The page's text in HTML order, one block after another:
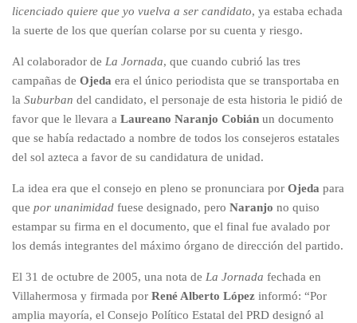
licenciado quiere que yo vuelva a ser candidato, ya estaba echada
la suerte de los que querían colarse por su cuenta y riesgo.
Al colaborador de La Jornada, que cuando cubrió las tres
campañas de Ojeda era el único periodista que se transportaba en
la Suburban del candidato, el personaje de esta historia le pidió de
favor que le llevara a Laureano Naranjo Cobián un documento
que se había redactado a nombre de todos los consejeros estatales
del sol azteca a favor de su candidatura de unidad.
La idea era que el consejo en pleno se pronunciara por Ojeda para
que por unanimidad fuese designado, pero Naranjo no quiso
estampar su firma en el documento, que el final fue avalado por
los demás integrantes del máximo órgano de dirección del partido.
El 31 de octubre de 2005, una nota de La Jornada fechada en
Villahermosa y firmada por René Alberto López informó: “Por
amplia mayoría, el Consejo Político Estatal del PRD designó al